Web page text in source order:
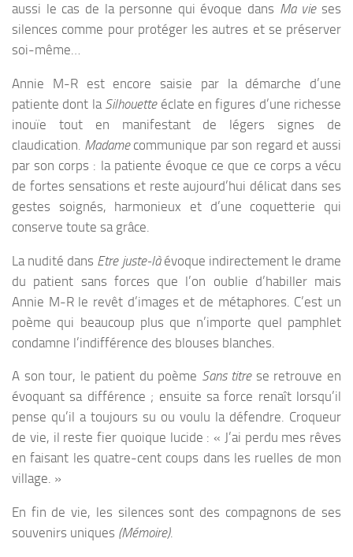
aussi le cas de la personne qui évoque dans Ma vieses
silences comme pour protéger les autres et se préserver
soi-même…
Annie M-R est encore saisie par la démarche d’une
patiente dont la Silhouette éclate en figures d’une richesse
inouïe tout en manifestant de légers signes de
claudication Madamecommunique par son regard et aussi
par son corps : la patiente évoque ce que ce corps a vécu
de fortes sensations et reste aujourd’hui délicat dans ses
gestes soignés, harmonieux et d’une coquetterie qui
conserve toute sa grâce.
La nudité dans Etre juste-làévoque indirectement le drame
du patient sans forces que l’on oublie d’habiller mais
Annie M-R le revêt d’images et de métaphores. C’est un
poème qui beaucoup plus que n’importe quel pamphlet
condamne l’indifférence des blouses blanches.
A son tour, le patient du poème Sans titrese retrouve en
évoquant sa différence ; ensuite sa force renaît lorsqu’il
pense qu’il a toujours su ou voulu la défendre. Croqueur
de vie, il reste fier quoique lucide : « J’ai perdu mes rêves
en faisant les quatre-cent coups dans les ruelles de mon
village. »
En fin de vie, les silences sont des compagnons de ses
souvenirs uniques (Mémoire).